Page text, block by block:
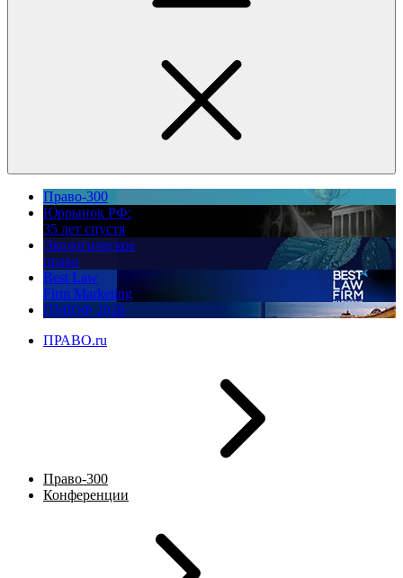
Право-300
Юррынок РФ:
35 лет спустя
Экологическое
право
Best Law
Firm Marketing
ПМЮФ 2026
ПРАВО.ru
Право-300
Конференции